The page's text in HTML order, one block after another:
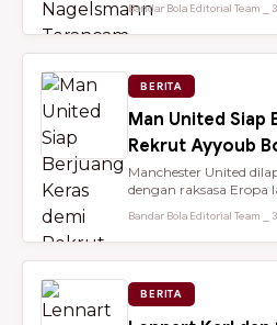
Bandar Bola Editorial Team ⎯
BERITA
Man United Siap
Rekrut Ayyoub
Manchester United
dengan raksasa
Bandar Bola Editorial Team ⎯
BERITA